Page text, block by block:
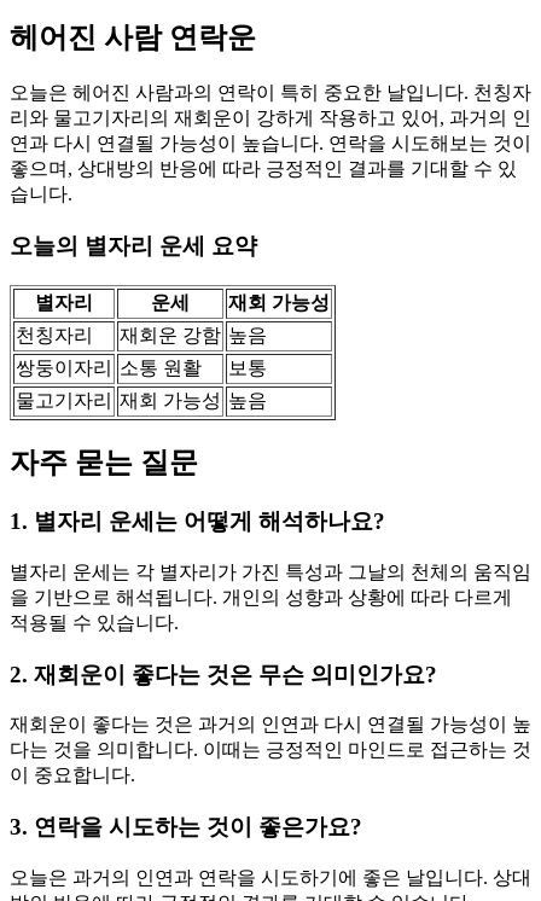
헤어진 사람 연락운
오늘은 헤어진 사람과의 연락이 특히 중요한 날입니다. 천칭자
리와 물고기자리의 재회운이 강하게 작용하고 있어, 과거의 인
연과 다시 연결될 가능성이 높습니다. 연락을 시도해보는 것이
좋으며, 상대방의 반응에 따라 긍정적인 결과를 기대할 수 있
습니다.
오늘의 별자리 운세 요약
별자리 운세
재회 가능성
천칭자리
재회운 강함 높음
쌍둥이자리
소통 원활
보통
물고기자리
재회 가능성 높음
자주 묻는 질문
1. 별자리 운세는 어떻게 해석하나요?
별자리 운세는 각 별자리가 가진 특성과 그날의 천체의 움직임
을 기반으로 해석됩니다. 개인의 성향과 상황에 따라 다르게
적용될 수 있습니다.
2. 재회운이 좋다는 것은 무슨 의미인가요?
재회운이 좋다는 것은 과거의 인연과 다시 연결될 가능성이 높
다는 것을 의미합니다. 이때는 긍정적인 마인드로 접근하는 것
이 중요합니다.
3. 연락을 시도하는 것이 좋은가요?
오늘은 과거의 인연과 연락을 시도하기에 좋은 날입니다. 상대